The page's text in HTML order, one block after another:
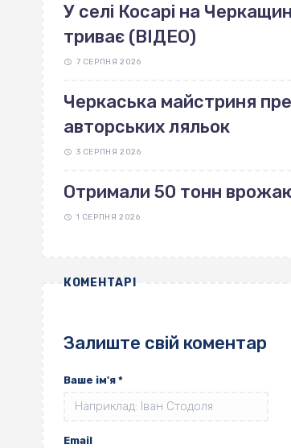
У селі Косарі на
триває (ВІДЕО)
7 СЕРПНЯ 2026
Черкаська майстриня
авторських ляльок
3 СЕРПНЯ 2026
Отримали 50 тонн
1 СЕРПНЯ 2026
КОМЕНТАРІ
Залиште свій коментар
Ваше ім'я *
Email